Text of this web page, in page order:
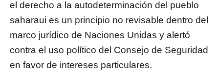
el derecho a la autodeterminación del pueblo
saharaui es un principio no revisable dentro del
marco jurídico de Naciones Unidas y alertó
contra el uso político del Consejo de Seguridad
en favor de intereses particulares.